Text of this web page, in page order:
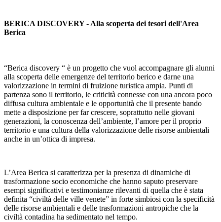
BERICA DISCOVERY - Alla scoperta dei tesori dell'Area
Berica
“Berica discovery “ è un progetto che vuol accompagnare gli alunni
alla scoperta delle emergenze del territorio berico e darne una
valorizzazione in termini di fruizione turistica ampia. Punti di
partenza sono il territorio, le criticità connesse con una ancora poco
diffusa cultura ambientale e le opportunità che il presente bando
mette a disposizione per far crescere, soprattutto nelle giovani
generazioni, la conoscenza dell’ambiente, l’amore per il proprio
territorio e una cultura della valorizzazione delle risorse ambientali
anche in un’ottica di impresa.
L’Area Berica si caratterizza per la presenza di dinamiche di
trasformazione socio economiche che hanno saputo preservare
esempi significativi e testimonianze rilevanti di quella che è stata
definita “civiltà delle ville venete” in forte simbiosi con la specificità
delle risorse ambientali e delle trasformazioni antropiche che la
civiltà contadina ha sedimentato nel tempo.